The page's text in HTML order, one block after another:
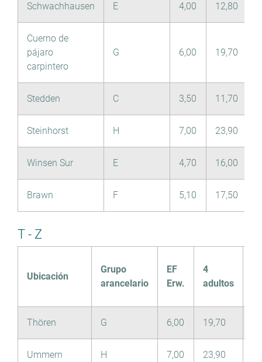
Schwachhausen E 4,00 12,80
Cuerno de
pájaro
carpintero
G 6,00 19,70
Stedden C 3,50 11,70
Steinhorst H 7,00 23,90
Winsen Sur E 4,70 16,00
Brawn F 5,10 17,50
T - Z
Ubicación
Grupo
arancelario
EF
Erw.
4
adultos
Thören G 6,00 19,70
Ummern H 7,00 23,90